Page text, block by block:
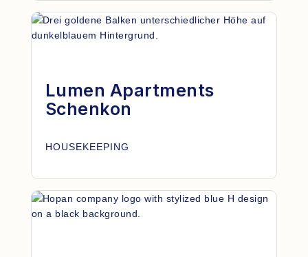
Lumen Apartments
Schenkon
HOUSEKEEPING